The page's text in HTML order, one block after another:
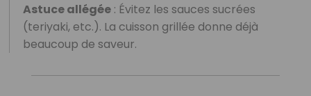
Astuce allégée: Évitez les sauces sucrées
(teriyaki, etc.). La cuisson grillée donne déjà
beaucoup de saveur.